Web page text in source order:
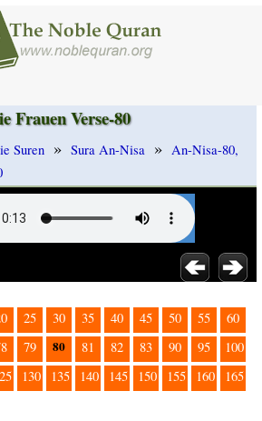
Frauen Verse-80
Suren » Sura An-Nisa » An-Nisa-80,
25 30 35 40 45 50 55
60
79 80 81 82 83 90 95
100
130 135 140 145 150 155 160
165